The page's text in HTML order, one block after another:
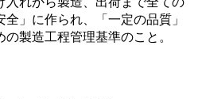
」に作られ、「一定の品質」
の製造工程管理基準のこと。